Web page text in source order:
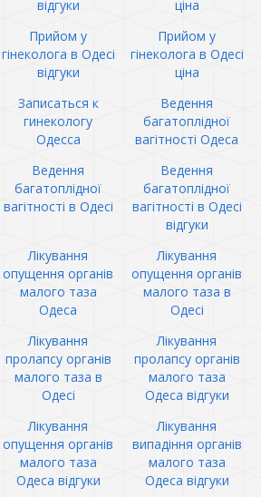
відгуки
ціна
Прийом у
гінеколога в Одесі
відгуки
Прийом у
гінеколога в Одесі
ціна
Записаться к
гинекологу
Одесса
Ведення
багатоплідної
вагітності Одеса
Ведення
багатоплідної
вагітності в Одесі
Ведення
багатоплідної
вагітності в Одесі
відгуки
Лікування
опущення органів
малого таза
Одеса
Лікування
опущення органів
малого таза в
Одесі
Лікування
пролапсу органів
малого таза в
Одесі
Лікування
пролапсу органів
малого таза
Одеса відгуки
Лікування
опущення органів
малого таза
Одеса відгуки
Лікування
випадіння органів
малого таза
Одеса відгуки